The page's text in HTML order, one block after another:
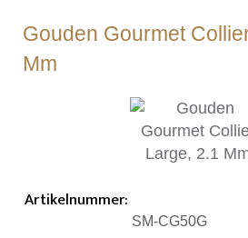
Gouden Gourmet
Mm
Artikelnummer:
SM-CG50G